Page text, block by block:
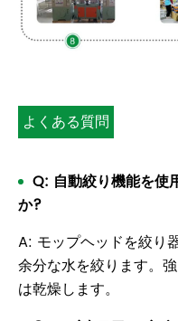
よくある質問
Q: 自動絞り機能を使
か?
A: モップヘッドを絞り
余分な水を絞ります。
は乾燥します。